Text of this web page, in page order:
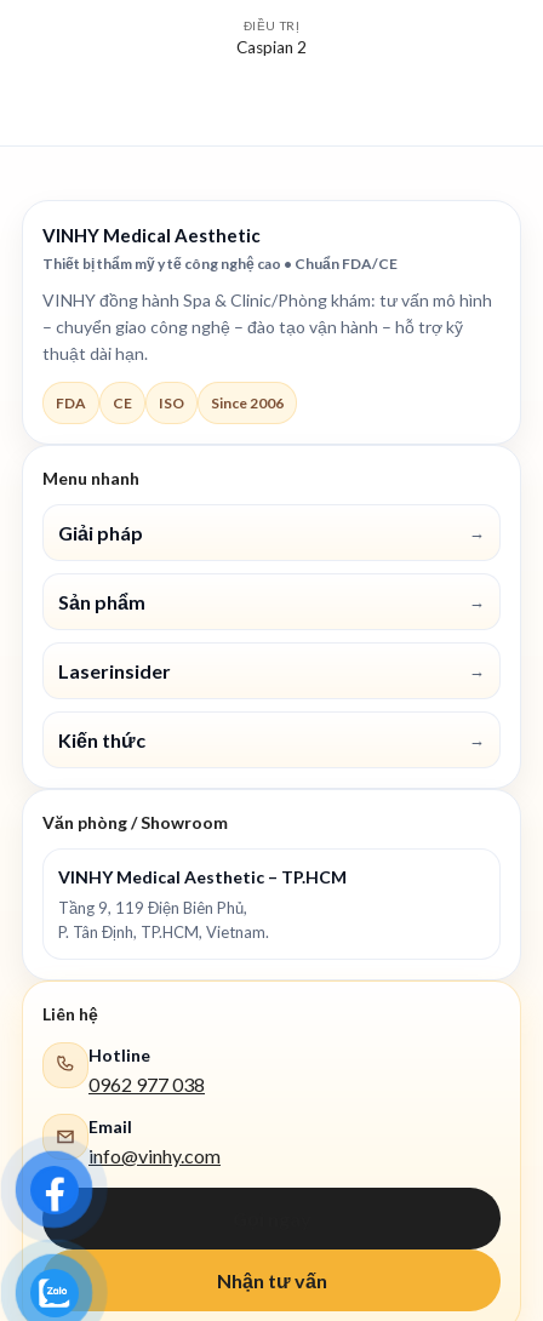
ĐIỀU TRỊ
Caspian 2
VINHY Medical Aesthetic
Thiết bị thẩm mỹ y tế công nghệ cao • Chuẩn FDA/CE
VINHY đồng hành Spa & Clinic/Phòng khám: tư vấn mô hình
– chuyển giao công nghệ – đào tạo vận hành – hỗ trợ kỹ
thuật dài hạn.
FDA CE ISO Since 2006
Menu nhanh
Giải pháp →
Sản phẩm →
Laserinsider →
Kiến thức →
Văn phòng / Showroom
VINHY Medical Aesthetic – TP.HCM
Tầng 9, 119 Điện Biên Phủ,
P. Tân Định, TP.HCM, Vietnam.
Liên hệ
Hotline
0962 977 038
Email
info@vinhy.com
Nhận tư vấn